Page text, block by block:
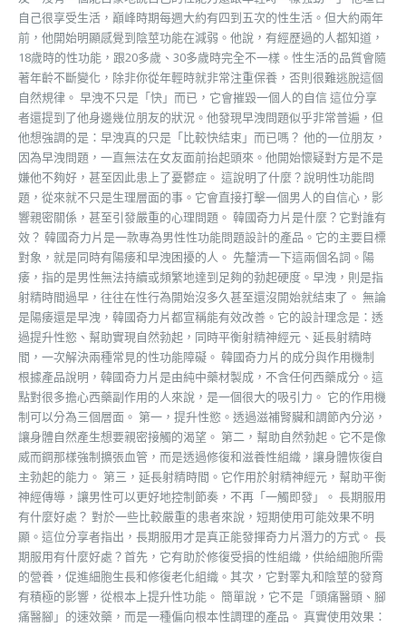
自己很享受生活，巔峰時期每週大約有四到五次的性生活。但大約兩年
前，他開始明顯感覺到陰莖功能在減弱。他說，有經歷過的人都知道，
18歲時的性功能，跟20多歲、30多歲時完全不一樣。性生活的品質會隨
著年齡不斷變化，除非你從年輕時就非常注重保養，否則很難逃脫這個
自然規律。 早洩不只是「快」而已，它會摧毀一個人的自信 這位分享
者還提到了他身邊幾位朋友的狀況。他發現早洩問題似乎非常普遍，但
他想強調的是：早洩真的只是「比較快結束」而已嗎？ 他的一位朋友，
因為早洩問題，一直無法在女友面前抬起頭來。他開始懷疑對方是不是
嫌他不夠好，甚至因此患上了憂鬱症。 這說明了什麼？說明性功能問
題，從來就不只是生理層面的事。它會直接打擊一個男人的自信心，影
響親密關係，甚至引發嚴重的心理問題。 韓國奇力片是什麼？它對誰有
效？ 韓國奇力片是一款專為男性性功能問題設計的產品。它的主要目標
對象，就是同時有陽痿和早洩困擾的人。 先釐清一下這兩個名詞。陽
痿，指的是男性無法持續或頻繁地達到足夠的勃起硬度。早洩，則是指
射精時間過早，往往在性行為開始沒多久甚至還沒開始就結束了。 無論
是陽痿還是早洩，韓國奇力片都宣稱能有效改善。它的設計理念是：透
過提升性慾、幫助實現自然勃起，同時平衡射精神經元、延長射精時
間，一次解決兩種常見的性功能障礙。 韓國奇力片的成分與作用機制
根據產品說明，韓國奇力片是由純中藥材製成，不含任何西藥成分。這
點對很多擔心西藥副作用的人來說，是一個很大的吸引力。 它的作用機
制可以分為三個層面。 第一，提升性慾。透過滋補腎臟和調節內分泌，
讓身體自然產生想要親密接觸的渴望。 第二，幫助自然勃起。它不是像
威而鋼那樣強制擴張血管，而是透過修復和滋養性組織，讓身體恢復自
主勃起的能力。 第三，延長射精時間。它作用於射精神經元，幫助平衡
神經傳導，讓男性可以更好地控制節奏，不再「一觸即發」。 長期服用
有什麼好處？ 對於一些比較嚴重的患者來說，短期使用可能效果不明
顯。這位分享者指出，長期服用才是真正能發揮奇力片潛力的方式。 長
期服用有什麼好處？首先，它有助於修復受損的性組織，供給細胞所需
的營養，促進細胞生長和修復老化組織。其次，它對睪丸和陰莖的發育
有積極的影響，從根本上提升性功能。 簡單說，它不是「頭痛醫頭、腳
痛醫腳」的速效藥，而是一種偏向根本性調理的產品。 真實使用效果：